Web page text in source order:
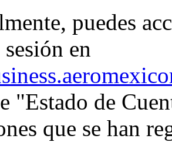
puedes
en
"Estado de
que se han